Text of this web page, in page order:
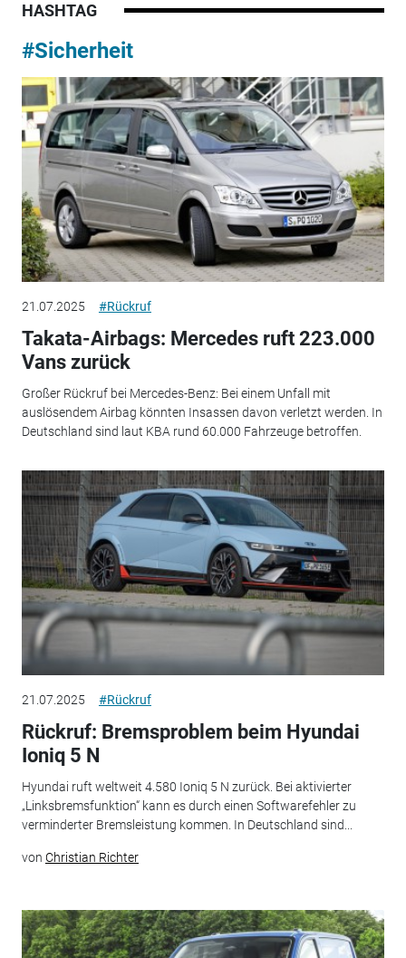
HASHTAG
#Sicherheit
21.07.2025 #Rückruf
Takata-Airbags: Mercedes ruft 223.000
Vans zurück
Großer Rückruf bei Mercedes-Benz: Bei einem Unfall mit
auslösendem Airbag könnten Insassen davon verletzt werden. In
Deutschland sind laut KBA rund 60.000 Fahrzeuge betroffen.
21.07.2025 #Rückruf
Rückruf: Bremsproblem beim Hyundai
Ioniq 5 N
Hyundai ruft weltweit 4.580 Ioniq 5 N zurück. Bei aktivierter
„Linksbremsfunktion“ kann es durch einen Softwarefehler zu
verminderter Bremsleistung kommen. In Deutschland sind...
von Christian Richter